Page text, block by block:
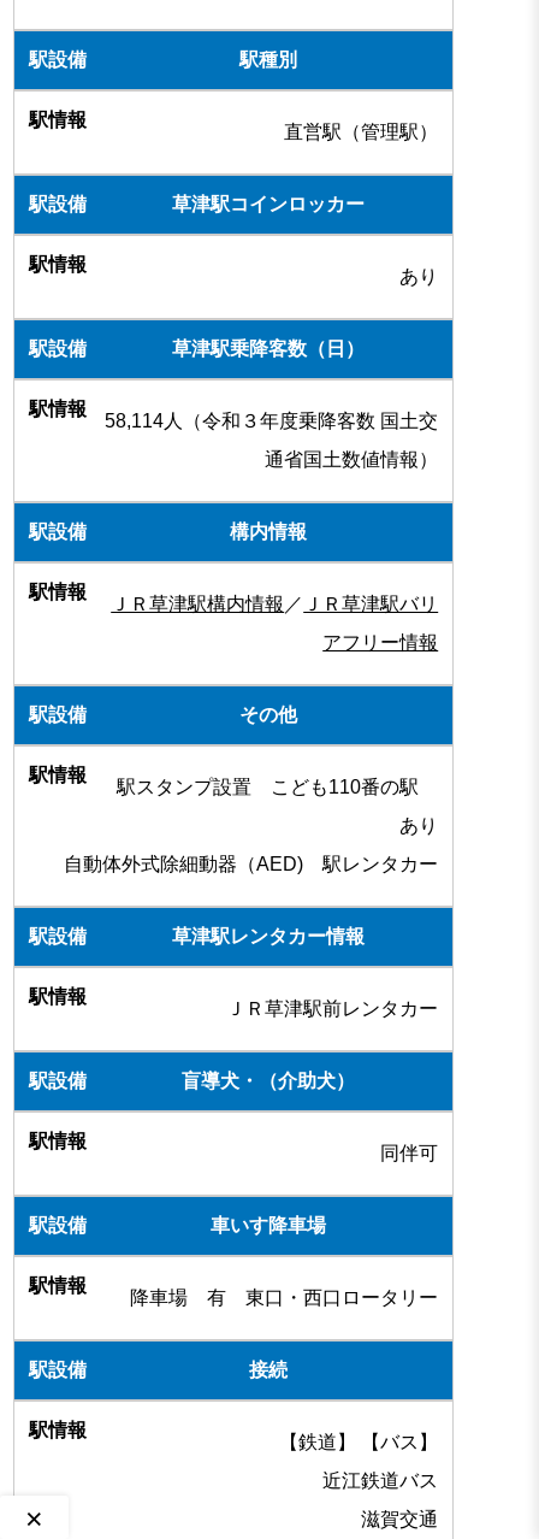
駅種別
直営駅（管理駅）
草津駅コインロッカー
あり
草津駅乗降客数（日）
58,114人（令和３年度乗降客数 国土交
通省国土数値情報）
構内情報
ＪＲ草津駅構内情報 ／ ＪＲ草津駅バリ
アフリー情報
その他
駅スタンプ設置 こども110番の駅
あり
自動体外式除細動器（AED) 駅レンタカー
草津駅レンタカー情報
ＪＲ草津駅前レンタカー
盲導犬・（介助犬）
同伴可
車いす降車場
降車場 有 東口・西口ロータリー
接続
【鉄道】 【バス】
近江鉄道バス
滋賀交通
×